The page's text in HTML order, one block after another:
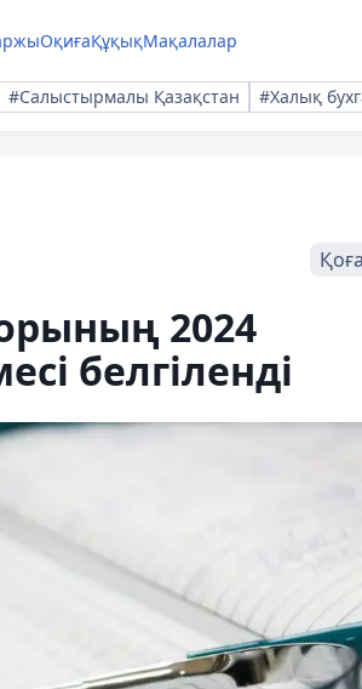
ОқиғаҚұқықМақалалар
#Салыстырмалы Қазақстан #Халық
2024
белгіленді